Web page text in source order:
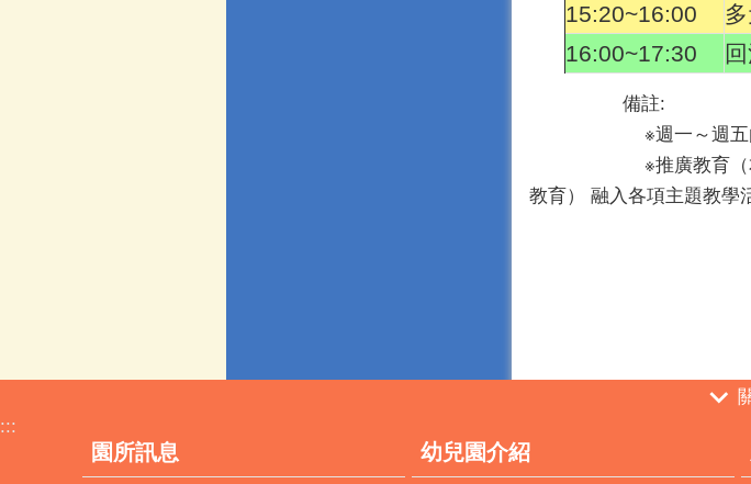
15:20~16:00
16:00~17:30
備註:
※週一～週五由各班
※推廣教育（本土語
教育） 融入各項主題教學
:::
園所訊息 幼兒園介紹